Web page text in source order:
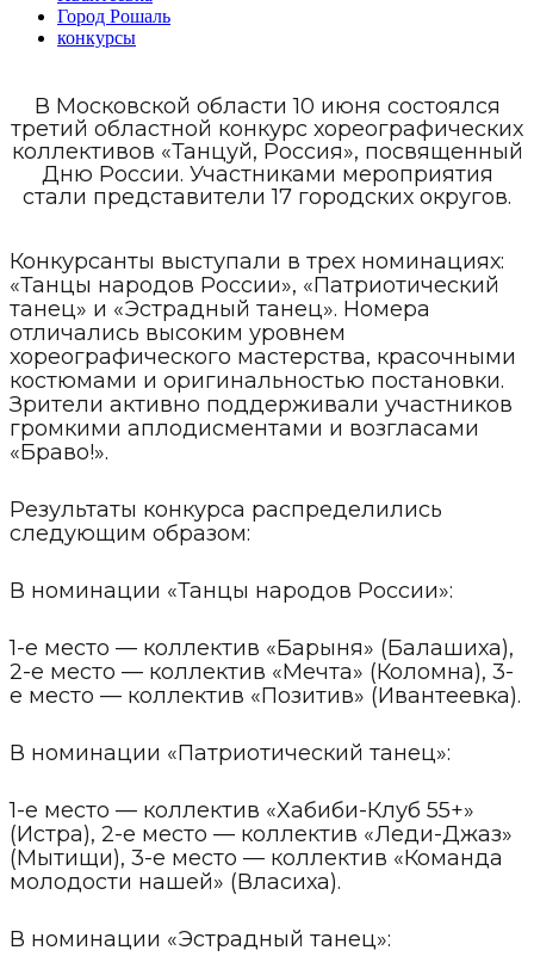
Город Рошаль
конкурсы
В Московской области 10 июня состоялся
третий областной конкурс хореографических
коллективов «Танцуй, Россия», посвященный
Дню России. Участниками мероприятия
стали представители 17 городских округов.
Конкурсанты выступали в трех номинациях:
«Танцы народов России», «Патриотический
танец» и «Эстрадный танец». Номера
отличались высоким уровнем
хореографического мастерства, красочными
костюмами и оригинальностью постановки.
Зрители активно поддерживали участников
громкими аплодисментами и возгласами
«Браво!».
Результаты конкурса распределились
следующим образом:
В номинации «Танцы народов России»:
1-е место — коллектив «Барыня» (Балашиха),
2-е место — коллектив «Мечта» (Коломна), 3-
е место — коллектив «Позитив» (Ивантеевка).
В номинации «Патриотический танец»:
1-е место — коллектив «Хабиби-Клуб 55+»
(Истра), 2-е место — коллектив «Леди-Джаз»
(Мытищи), 3-е место — коллектив «Команда
молодости нашей» (Власиха).
В номинации «Эстрадный танец»: